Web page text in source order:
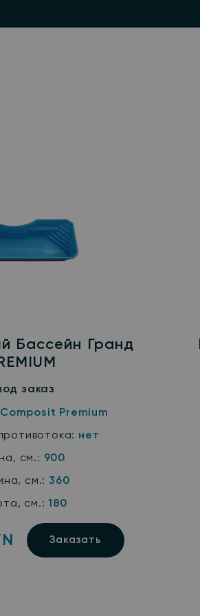
Бассейн Гранд
заказ
Composit Premium
нет
см.: 900
см.: 360
см.:180
Заказать